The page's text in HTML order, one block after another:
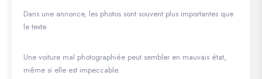
Dans une annonce, les photos sont souvent plus importantes que
le texte.
Une voiture mal photographiée peut sembler en mauvais état,
même si elle est impeccable.